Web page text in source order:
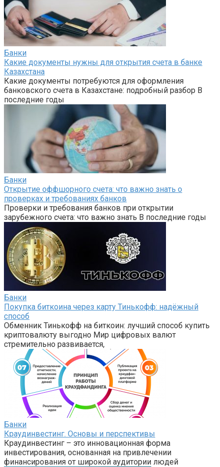
Банки
Какие документы нужны для открытия счета в банке
Казахстана
Какие документы потребуются для оформления
банковского счета в Казахстане: подробный разбор В
последние годы
Банки
Открытие оффшорного счета: что важно знать о
проверках и требованиях банков
Проверки и требования банков при открытии
зарубежного счета: что важно знать В последние годы
Банки
Покупка биткоина через карту Тинькофф: надёжный
способ
Обменник Тинькофф на биткоин: лучший способ купить
криптовалюту выгодно Мир цифровых валют
стремительно развивается,
Банки
Краудинвестинг. Основы и перспективы
Краудинвестинг – это инновационная форма
инвестирования, основанная на привлечении
финансирования от широкой аудитории людей